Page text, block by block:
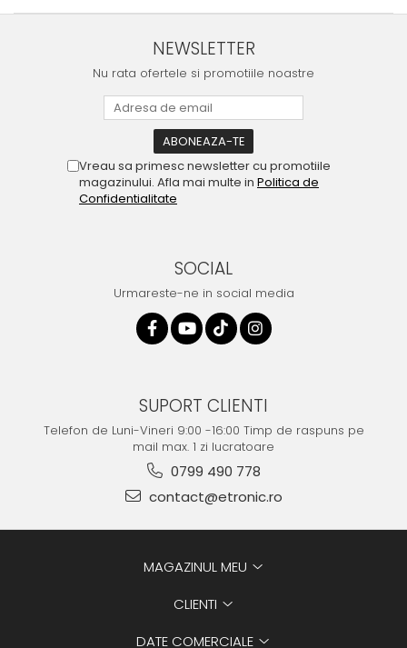
NEWSLETTER
Nu rata ofertele si promotiile noastre
Vreau sa primesc newsletter cu promotiile
magazinului. Afla mai multe in Politica de
Confidentialitate
SOCIAL
Urmareste-ne in social media
SUPORT CLIENTI
Telefon de Luni-Vineri 9:00 -16:00 Timp de raspuns pe
mail max. 1 zi lucratoare
0799 490 778
contact@etronic.ro
MAGAZINUL MEU
CLIENTI
DATE COMERCIALE